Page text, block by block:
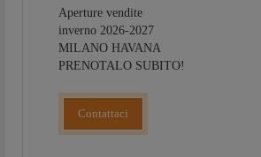
Aperture vendite
inverno 2026-2027
MILANO HAVANA
PRENOTALO SUBITO!
Contattaci